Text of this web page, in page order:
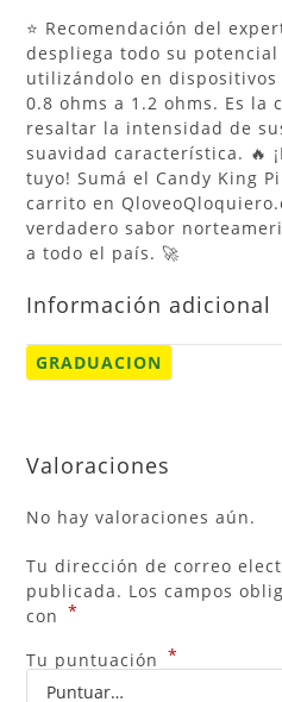
⭐ Recomendación del
despliega todo su
utilizándolo en dispositivos
0.8 ohms a 1.2 ohms. Es
resaltar la intensidad de
suavidad característica. 🔥
tuyo! Sumá el Candy King
carrito en
verdadero sabor
a todo el país. 🚀
Información adicional
GRADUACION
Valoraciones
No hay valoraciones aún.
Tu dirección de correo
publicada. Los campos
con *
Tu puntuación *